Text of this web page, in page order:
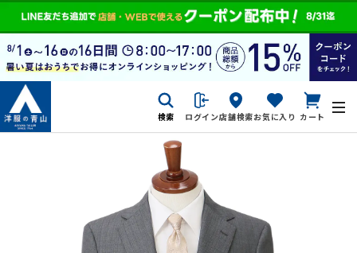
検索 ログイン店舗検索お気に入り カート